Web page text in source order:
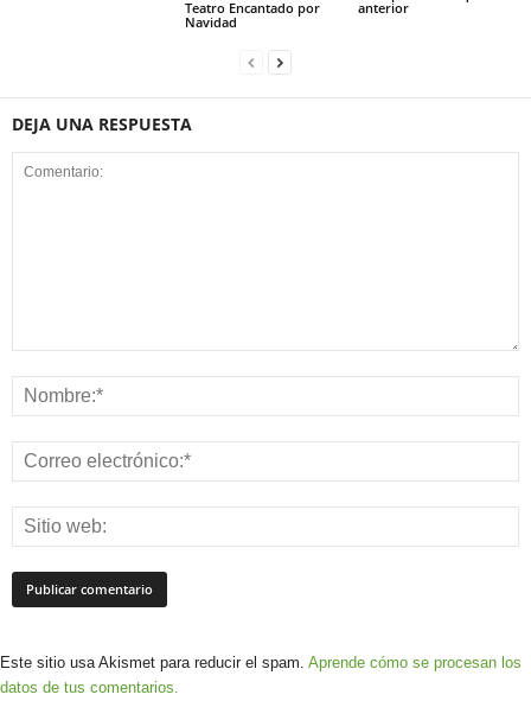
Teatro Encantado por
Navidad
anterior
DEJA UNA RESPUESTA
Este sitio usa Akismet para reducir el spam. Aprende cómo se procesan los
datos de tus comentarios.